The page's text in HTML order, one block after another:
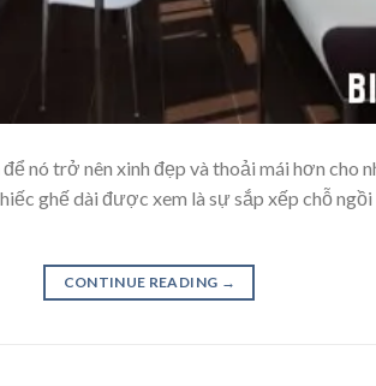
nó trở nên xinh đẹp và thoải mái hơn cho
ghế dài được xem là sự sắp xếp chỗ
CONTINUE READING →